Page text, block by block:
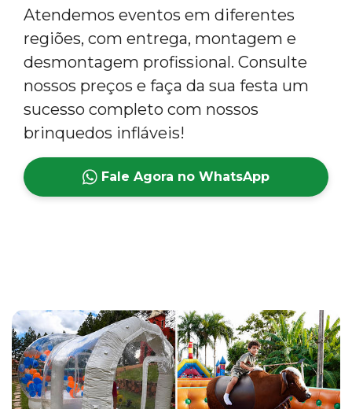
Atendemos eventos em diferentes
regiões, com entrega, montagem e
desmontagem profissional. Consulte
nossos preços e faça da sua festa um
sucesso completo com nossos
brinquedos infláveis!
Fale Agora no WhatsApp